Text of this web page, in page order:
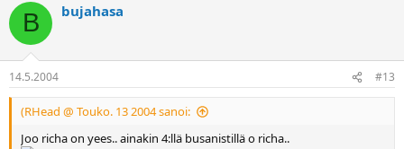
B bujahasa
14.5.2004 #13
(RHead @ Touko. 13 2004 sanoi:
Joo richa on yees.. ainakin 4:llä busanistillä o richa..